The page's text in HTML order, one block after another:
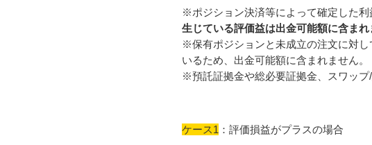
※ポジション決済等によって確定した利
生じている評価益は出金可能額に含まれ
※保有ポジションと未成立の注文に対し
いるため、出金可能額に含まれません。
※預託証拠金や総必要証拠金、スワップ
ケース1 ：評価損益がプラスの場合